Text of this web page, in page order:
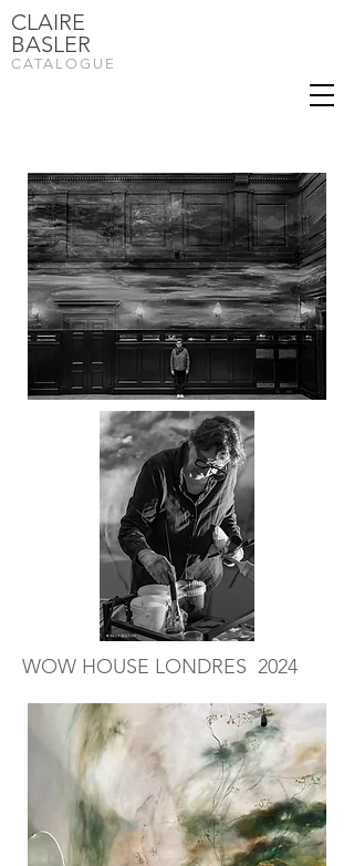
CLAIRE
BASLER
CATALOGUE
WOW HOUSE LONDRES 2024